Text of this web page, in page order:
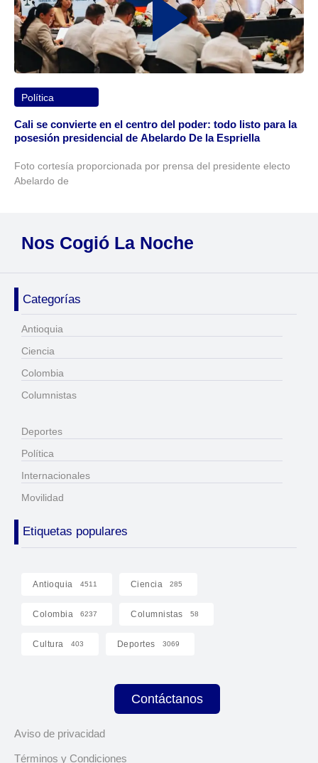
Política
Cali se convierte en el centro del poder: todo listo para la
posesión presidencial de Abelardo De la Espriella
Foto cortesía proporcionada por prensa del presidente electo
Abelardo de
Nos Cogió La Noche
Categorías
Antioquia
Ciencia
Colombia
Columnistas
Deportes
Política
Internacionales
Movilidad
Etiquetas populares
Antioquia 4511 Ciencia 285
Colombia 6237 Columnistas 58
Cultura 403 Deportes 3069
Contáctanos
Aviso de privacidad
Términos y Condiciones